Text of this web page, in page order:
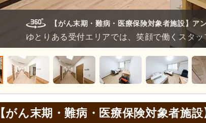
【がん末期・難病・医療保険対象者施設】ア
ゆとりある受付エリアでは、笑顔で働くスタ
【がん末期・難病・医療保険対象者施